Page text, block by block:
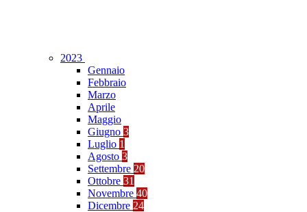
2023
Gennaio
Febbraio
Marzo
Aprile
Maggio
Giugno 3
Luglio 1
Agosto 3
Settembre 20
Ottobre 31
Novembre 40
Dicembre 24